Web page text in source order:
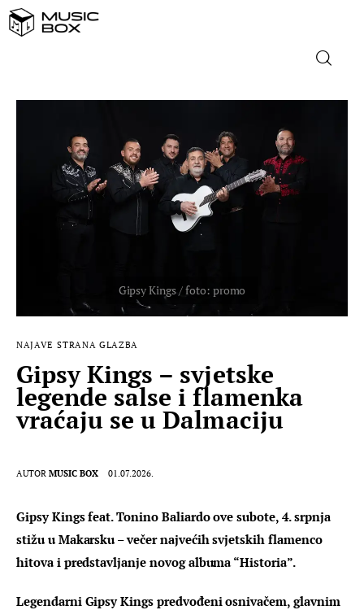
DOMAĆA GLAZBA
STRANA GLAZBA
MUSIC BOX
NAJAVE STRANA GLAZBA
Gipsy Kings – svjetske
legende salse i flamenka
vraćaju se u Dalmaciju
AUTOR MUSIC BOX 01.07.2026.
Gipsy Kings feat. Tonino Baliardo ove subote, 4. srpnja
stižu u Makarsku – večer najvećih svjetskih flamenco
hitova i predstavljanje novog albuma “Historia”.
Legendarni Gipsy Kings predvođeni osnivačem, glavnim